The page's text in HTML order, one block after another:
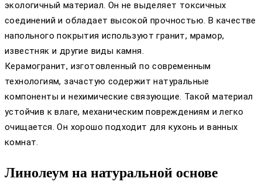
экологичный материал. Он не выделяет токсичных
соединений и обладает высокой прочностью. В качестве
напольного покрытия используют гранит, мрамор,
известняк и другие виды камня.
Керамогранит, изготовленный по современным
технологиям, зачастую содержит натуральные
компоненты и нехимические связующие. Такой материал
устойчив к влаге, механическим повреждениям и легко
очищается. Он хорошо подходит для кухонь и ванных
комнат.
Линолеум на натуральной основе